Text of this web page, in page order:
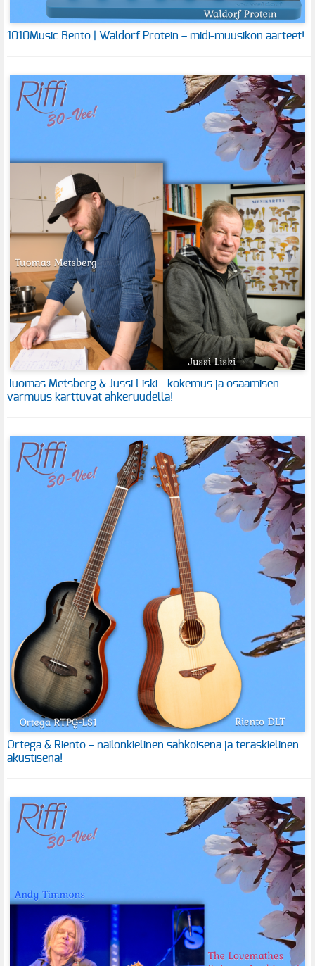
1010Music Bento | Waldorf Protein – midi-muusikon aarteet!
Tuomas Metsberg & Jussi Liski - kokemus ja osaamisen
varmuus karttuvat ahkeruudella!
Ortega & Riento – nailonkielinen sähköisenä ja teräskielinen
akustisena!